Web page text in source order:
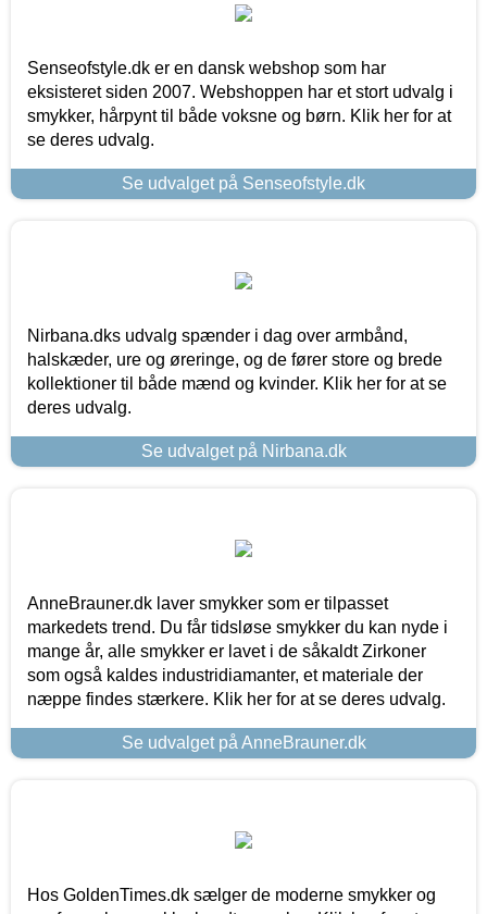
Senseofstyle.dk er en dansk webshop som har
eksisteret siden 2007. Webshoppen har et stort udvalg i
smykker, hårpynt til både voksne og børn. Klik her for at
se deres udvalg.
Se udvalget på Senseofstyle.dk
Nirbana.dks udvalg spænder i dag over armbånd,
halskæder, ure og øreringe, og de fører store og brede
kollektioner til både mænd og kvinder. Klik her for at se
deres udvalg.
Se udvalget på Nirbana.dk
AnneBrauner.dk laver smykker som er tilpasset
markedets trend. Du får tidsløse smykker du kan nyde i
mange år, alle smykker er lavet i de såkaldt Zirkoner
som også kaldes industridiamanter, et materiale der
næppe findes stærkere. Klik her for at se deres udvalg.
Se udvalget på AnneBrauner.dk
Hos GoldenTimes.dk sælger de moderne smykker og